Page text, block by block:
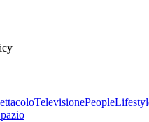
TelevisionePeople